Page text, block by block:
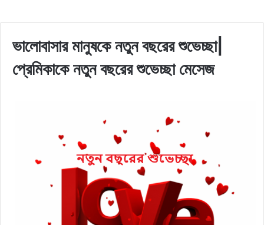
ভালোবাসার মানুষকে নতুন বছরের শুভেচ্ছা|
প্রেমিকাকে নতুন বছরের শুভেচ্ছা মেসেজ